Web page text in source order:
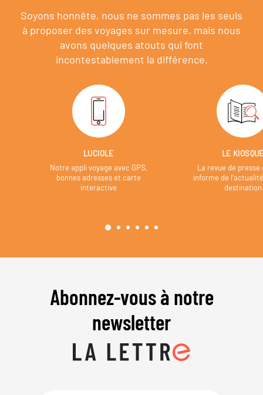
Soyons honnête, nous ne sommes pas les seuls
à proposer des voyages sur mesure, mais nous
avons quelques atouts qui font
incontestablement la différence.
LUCIOLE
Notre appli voyage avec GPS,
bonnes adresses et carte
interactive
LE
La revue de presse
informe de
destination
Abonnez-vous à notre
newsletter